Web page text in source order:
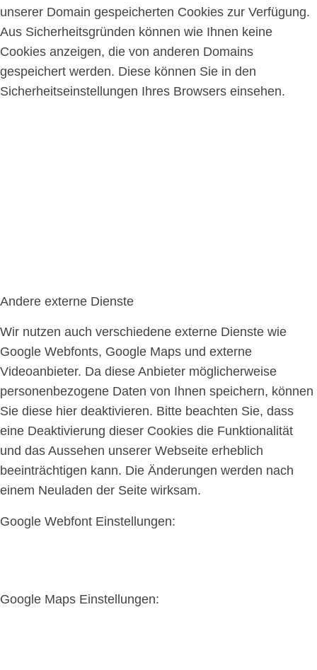
unserer Domain gespeicherten Cookies zur Verfügung.
Aus Sicherheitsgründen können wie Ihnen keine
Cookies anzeigen, die von anderen Domains
gespeichert werden. Diese können Sie in den
Sicherheitseinstellungen Ihres Browsers einsehen.
Andere externe Dienste
Wir nutzen auch verschiedene externe Dienste wie
Google Webfonts, Google Maps und externe
Videoanbieter. Da diese Anbieter möglicherweise
personenbezogene Daten von Ihnen speichern, können
Sie diese hier deaktivieren. Bitte beachten Sie, dass
eine Deaktivierung dieser Cookies die Funktionalität
und das Aussehen unserer Webseite erheblich
beeinträchtigen kann. Die Änderungen werden nach
einem Neuladen der Seite wirksam.
Google Webfont Einstellungen:
Google Maps Einstellungen: